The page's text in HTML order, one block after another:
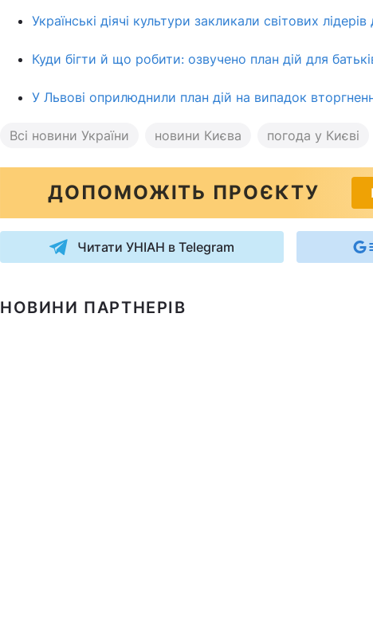
Українські діячі культури закликали світових
Куди бігти й що робити: озвучено план дій для
У Львові оприлюднили план дій на випадок
Всі новини України новини Києва погода у Києві
ДОПОМОЖІТЬ ПРОЄКТУ
Читати УНІАН в Telegram
НОВИНИ ПАРТНЕРІВ